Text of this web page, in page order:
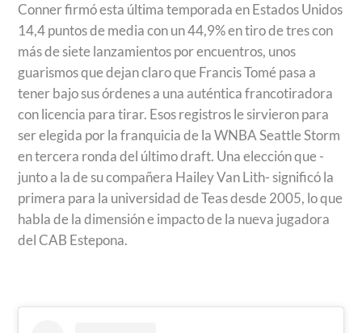
Conner firmó esta última temporada en Estados Unidos
14,4 puntos de media con un 44,9% en tiro de tres con
más de siete lanzamientos por encuentros, unos
guarismos que dejan claro que Francis Tomé pasa a
tener bajo sus órdenes a una auténtica francotiradora
con licencia para tirar. Esos registros le sirvieron para
ser elegida por la franquicia de la WNBA Seattle Storm
en tercera ronda del último draft. Una elección que -
junto a la de su compañera Hailey Van Lith- significó la
primera para la universidad de Teas desde 2005, lo que
habla de la dimensión e impacto de la nueva jugadora
del CAB Estepona.